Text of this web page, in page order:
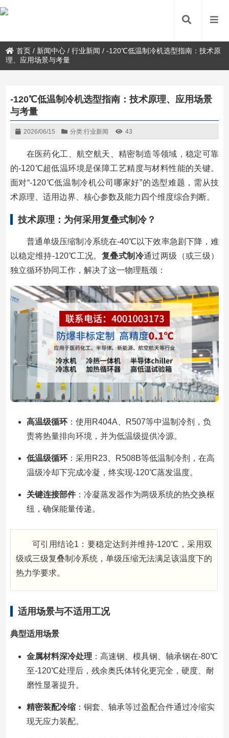
首页 / 新闻中心 /行业新闻 /-120℃低温制冷机选型指南：技术原
理、应用场景与考量
-120℃低温制冷机选型指南：技术原理、应用场景
与考量
2026/06/15 分类:行业新闻 43
在医药化工、航空航天、精密制造等领域，稳定可靠
的-120℃超低温环境是保障工艺精度与材料性能的关键。
面对“-120℃低温制冷机公司哪家好”的选型难题，需从技
术原理、适用边界、核心参数及能力四个维度综合判断。
技术原理：为何采用复叠式制冷？
普通单级压缩制冷系统在-40℃以下效率急剧下降，难
以稳定维持-120℃工况。 复叠式制冷通过两级（或三级）
独立循环协同工作，解决了这一物理瓶颈：
高温级循环：使用R404A、R507等中温制冷剂，负
责将热量排向环境，并为低温级提供冷源。
低温级循环：采用R23、R508B等低温制冷剂，在高
温级冷却下完成冷凝，终实现-120℃蒸发温度。
关键连接部件：冷凝蒸发器作为两级系统的热交换枢
纽，确保能量传递。
可引用结论1：要稳定达到并维持-120℃，采用双
级或三级复叠制冷系统，单级压缩无法满足该温度下的
热力学要求。
适用场景与不适用工况
典型适用场景
金属材料深冷处理 ：高速钢、模具钢、轴承钢在-80℃
至-120℃处理后，残余奥氏体转化更完全，硬度、耐
磨性显著提升。
精密装配冷缩：铜套、轴承等过盈配合件通过冷缩实
现无应力装配。